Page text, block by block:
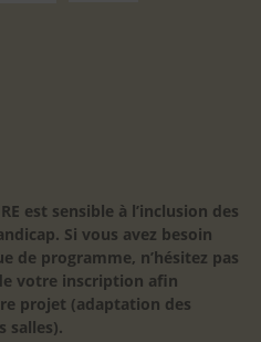
est sensible à l’inclusion des
Si vous avez besoin
de programme, n’hésitez pas
votre inscription afin
projet (adaptation des
salles).